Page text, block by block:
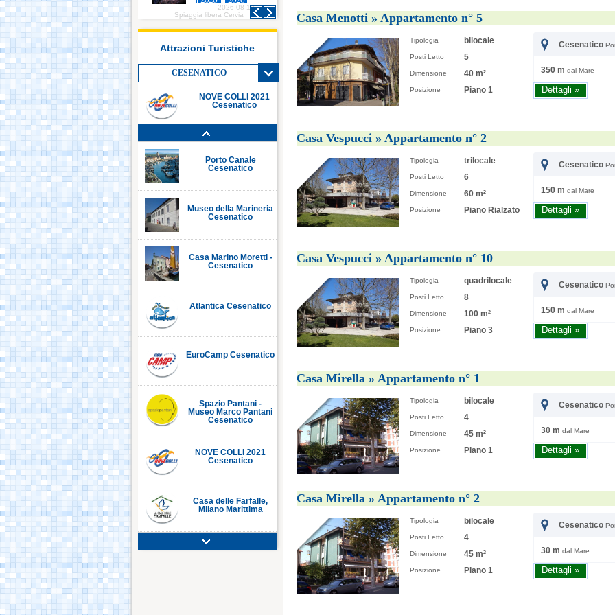
2026-08-10
Spiaggia libera Cervia
2026-08-10
Spiaggia libera Cervia
Spiaggia libera Cervia
Attrazioni Turistiche
CESENATICO
NOVE COLLI 2021
Cesenatico
Italia in Miniatura -
Rimini
Le Navi Acquario -
Cattolica
Porto Canale
Cesenatico
Museo della Marineria
Cesenatico
Casa Marino Moretti -
Cesenatico
Atlantica Cesenatico
EuroCamp Cesenatico
Spazio Pantani -
Museo Marco Pantani
Cesenatico
NOVE COLLI 2021
Cesenatico
Casa delle Farfalle,
Milano Marittima
Adriatic Golf Club
Casa Menotti » Appartamento n° 5
Tipologia bilocale
Posti Letto 5
Dimensione 40 m²
Posizione Piano 1
Cesenatico
350 m dal Mare
Dettagli »
Casa Vespucci » Appartamento n° 2
Tipologia trilocale
Posti Letto 6
Dimensione 60 m²
Posizione Piano Rialzato
Cesenatico
150 m dal Mare
Dettagli »
Casa Vespucci » Appartamento n° 10
Tipologia quadrilocale
Posti Letto 8
Dimensione 100 m²
Posizione Piano 3
Cesenatico
150 m dal Mare
Dettagli »
Casa Mirella » Appartamento n° 1
Tipologia bilocale
Posti Letto 4
Dimensione 45 m²
Posizione Piano 1
Cesenatico
30 m dal Mare
Dettagli »
Casa Mirella » Appartamento n° 2
Tipologia bilocale
Posti Letto 4
Dimensione 45 m²
Posizione Piano 1
Cesenatico
30 m dal Mare
Dettagli »
Villa Irene
CESENATICO